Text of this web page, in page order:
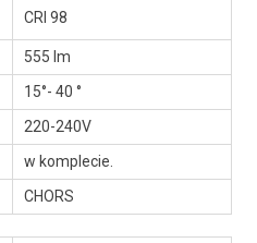
CRI 98
555 lm
15°- 40 °
220-240V
w komplecie.
CHORS